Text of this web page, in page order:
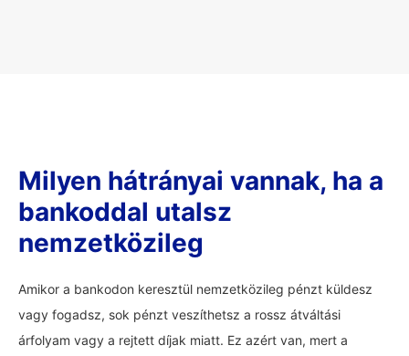
Milyen hátrányai vannak, ha a
bankoddal utalsz
nemzetközileg
Amikor a bankodon keresztül nemzetközileg pénzt küldesz
vagy fogadsz, sok pénzt veszíthetsz a rossz átváltási
árfolyam vagy a rejtett díjak miatt. Ez azért van, mert a